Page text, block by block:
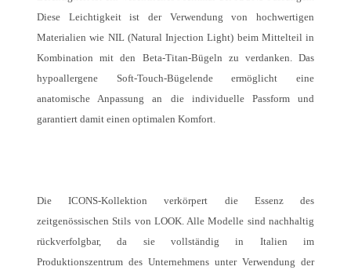
Diese Leichtigkeit ist der Verwendung von hochwertigen
Materialien wie NIL (Natural Injection Light) beim Mittelteil in
Kombination mit den Beta-Titan-Bügeln zu verdanken. Das
hypoallergene Soft-Touch-Bügelende ermöglicht eine
anatomische Anpassung an die individuelle Passform und
garantiert damit einen optimalen Komfort.
Die ICONS-Kollektion verkörpert die Essenz des
zeitgenössischen Stils von LOOK. Alle Modelle sind nachhaltig
rückverfolgbar, da sie vollständig in Italien im
Produktionszentrum des Unternehmens unter Verwendung der